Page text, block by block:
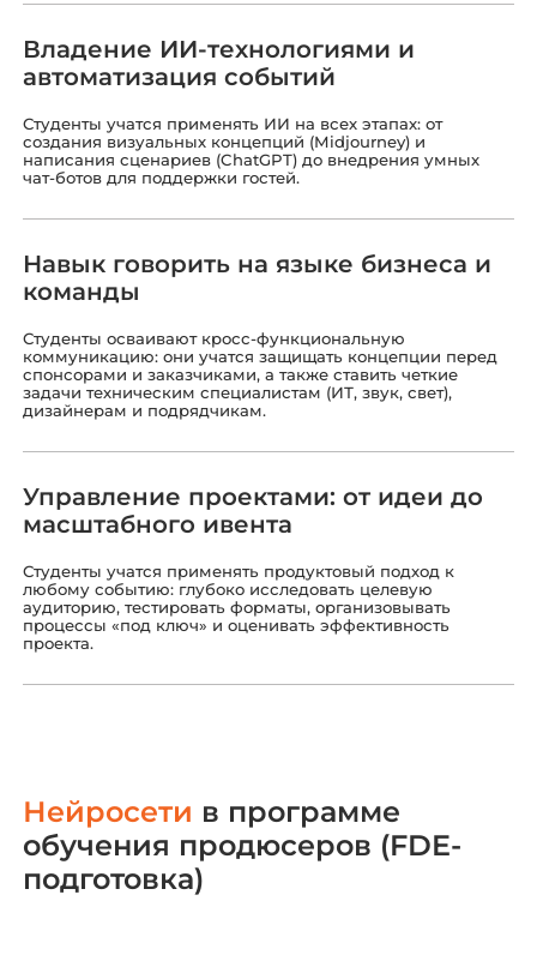
Владение ИИ-технологиями и
автоматизация событий
Студенты учатся применять ИИ на всех этапах: от
создания визуальных концепций (Midjourney) и
написания сценариев (ChatGPT) до внедрения умных
чат-ботов для поддержки гостей.
Навык говорить на языке бизнеса и
команды
Студенты осваивают кросс-функциональную
коммуникацию: они учатся защищать концепции перед
спонсорами и заказчиками, а также ставить четкие
задачи техническим специалистам (ИТ, звук, свет),
дизайнерам и подрядчикам.
Управление проектами: от идеи до
масштабного ивента
Студенты учатся применять продуктовый подход к
любому событию: глубоко исследовать целевую
аудиторию, тестировать форматы, организовывать
процессы «под ключ» и оценивать эффективность
проекта.
Нейросети в программе
обучения продюсеров (FDE-
подготовка)